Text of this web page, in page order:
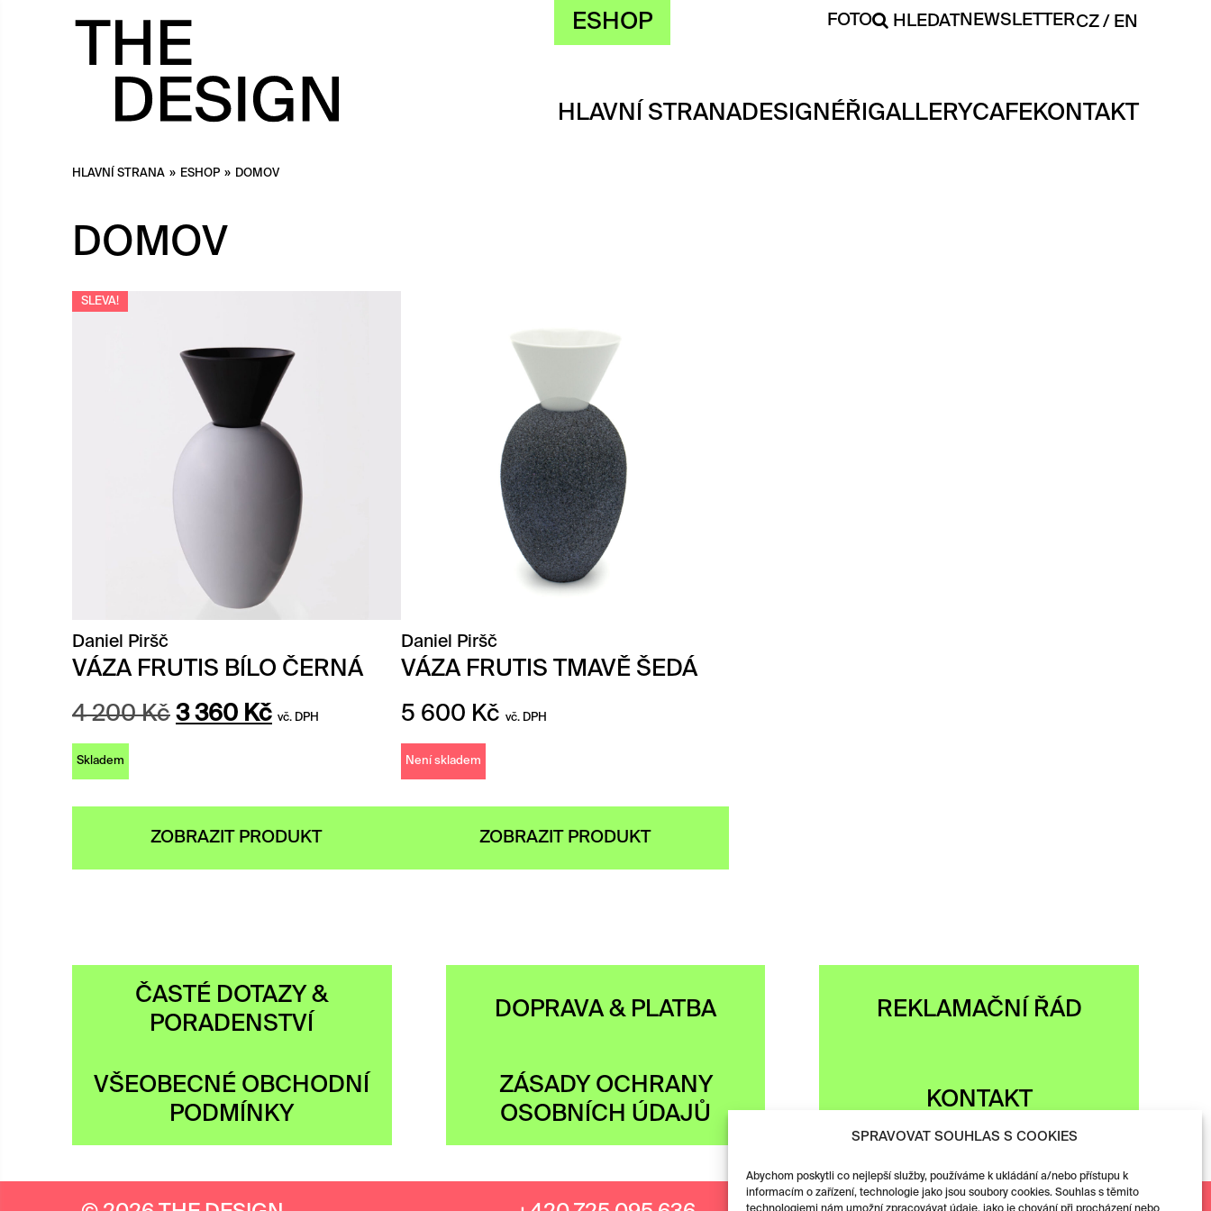
SPRAVOVAT SOUHLAS S COOKIES
Abychom poskytli co nejlepší služby, používáme k ukládání a/nebo přístupu k
informacím o zařízení, technologie jako jsou soubory cookies. Souhlas s těmito
ESHOP FOTO HLEDATNEWSLETTERCZ EN
HLAVNÍ STRANADESIGNÉŘIGALLERYCAFEKONTAKT
HLAVNÍ STRANA » ESHOP » DOMOV
DOMOV
SLEVA!
Daniel Piršč
VÁZA FRUTIS BÍLO ČERNÁ
4 200Kč Původní
3 360 KčAktuální
vč. DPH
Skladem
ZOBRAZIT PRODUKT
Daniel Piršč
VÁZA FRUTIS TMAVĚ ŠEDÁ
5 600 Kč vč. DPH
Není skladem
ZOBRAZIT PRODUKT
ČASTÉ DOTAZY &
PORADENSTVÍ
DOPRAVA & PLATBA REKLAMAČNÍ ŘÁD
VŠEOBECNÉ OBCHODNÍ
PODMÍNKY
ZÁSADY OCHRANY
OSOBNÍCH ÚDAJŮ
KONTAKT